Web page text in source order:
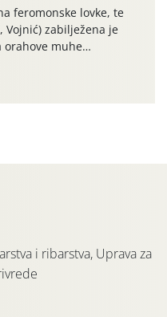
feromonske lovke, te
Vojnić) zabilježena je
orahove muhe
može se objasniti
s vrlo malim
i ribarstva, Uprava za